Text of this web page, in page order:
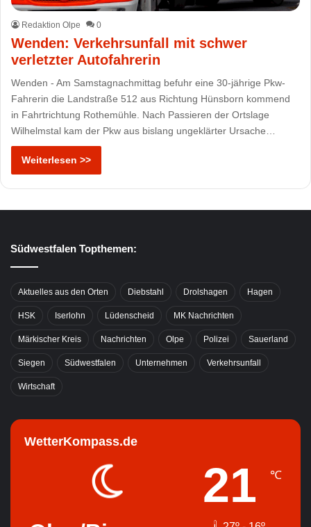
Redaktion Olpe 0
Wenden: Verkehrsunfall mit schwer
verletzter Autofahrerin
Wenden - Am Samstagnachmittag befuhr eine 30-jährige Pkw-
Fahrerin die Landstraße 512 aus Richtung Hünsborn kommend
in Fahrtrichtung Rothemühle. Nach Passieren der Ortslage
Wilhelmstal kam der Pkw aus bislang ungeklärter Ursache…
Weiterlesen >>
Südwestfalen Topthemen:
Aktuelles aus den Orten Diebstahl Drolshagen Hagen
HSK Iserlohn Lüdenscheid MK Nachrichten
Märkischer Kreis Nachrichten Olpe Polizei Sauerland
Siegen Südwestfalen Unternehmen Verkehrsunfall
Wirtschaft
WetterKompass.de
21 ℃